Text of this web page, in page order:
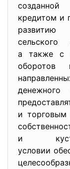
кредитом и
а также с
оборотов
и
и
условии